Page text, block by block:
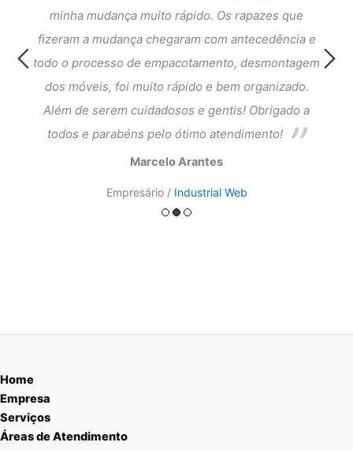
que vieram fazer a mudança foram muito
simpáticos, atenciosos e eficientes. Tiveram
cuidado com tudo, no transporte, desmontagem e
montagem de móveis. Recomendo muito, preço
justo e serviço impecável.
Cátia Camargo
Dona de Casa /Proprietária
Home
Empresa
Serviços
Áreas de Atendimento